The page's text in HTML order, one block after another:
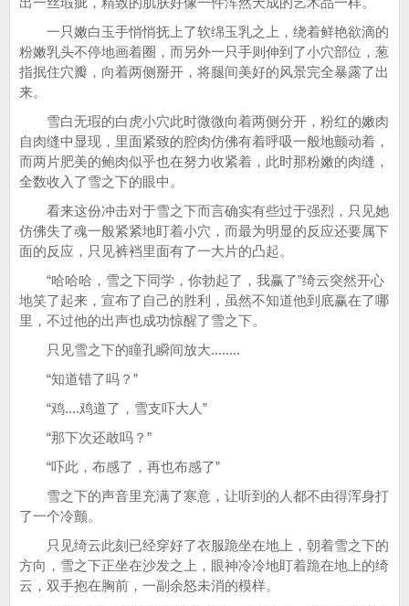
一只嫩白玉手悄悄抚上了软绵玉乳之上，绕着鲜艳欲滴的
粉嫩乳头不停地画着圈，而另外一只手则伸到了小穴部位，葱
指抿住穴瓣，向着两侧掰开，将腿间美好的风景完全暴露了出
来。
雪白无瑕的白虎小穴此时微微向着两侧分开，粉红的嫩肉
自肉缝中显现，里面紧致的腔肉仿佛有着呼吸一般地颤动着，
而两片肥美的鲍肉似乎也在努力收紧着，此时那粉嫩的肉缝，
全数收入了雪之下的眼中。
看来这份冲击对于雪之下而言确实有些过于强烈，只见她
仿佛失了魂一般紧紧地盯着小穴，而最为明显的反应还要属下
面的反应，只见裤裆里面有了一大片的凸起。
“哈哈哈，雪之下同学，你勃起了，我赢了”绮云突然开心
地笑了起来，宣布了自己的胜利，虽然不知道他到底赢在了哪
里，不过他的出声也成功惊醒了雪之下。
只见雪之下的瞳孔瞬间放大........
“知道错了吗？”
“鸡....鸡道了，雪支吓大人”
“那下次还敢吗？”
“吓此，布感了，再也布感了”
雪之下的声音里充满了寒意，让听到的人都不由得浑身打
了一个冷颤。
只见绮云此刻已经穿好了衣服跪坐在地上，朝着雪之下的
方向，雪之下正坐在沙发之上，眼神冷冷地盯着跪在地上的绮
云，双手抱在胸前，一副余怒未消的模样。